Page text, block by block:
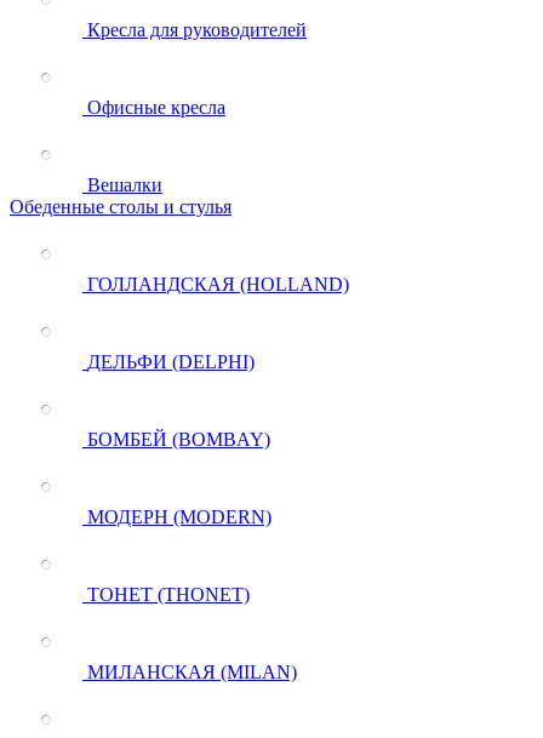
Кресла для руководителей
Офисные кресла
Вешалки
Обеденные столы и стулья
ГОЛЛАНДСКАЯ (HOLLAND)
ДЕЛЬФИ (DELPHI)
БОМБЕЙ (BOMBAY)
МОДЕРН (MODERN)
ТОНЕТ (THONET)
МИЛАНСКАЯ (MILAN)